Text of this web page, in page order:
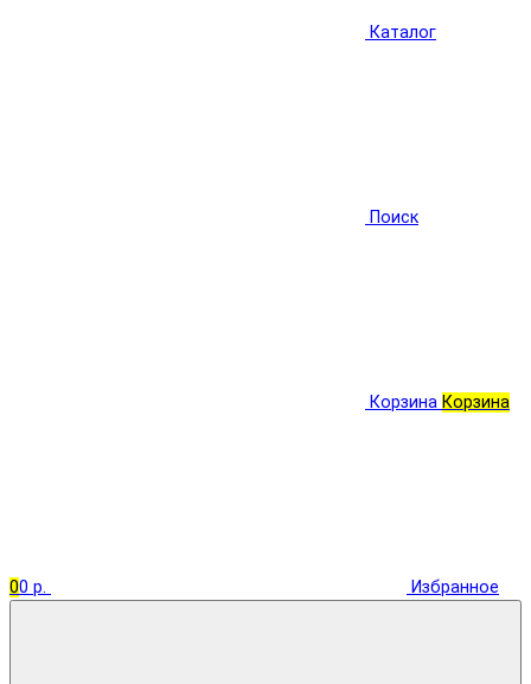
Каталог
Поиск
Корзина Корзина
00 р. Избранное